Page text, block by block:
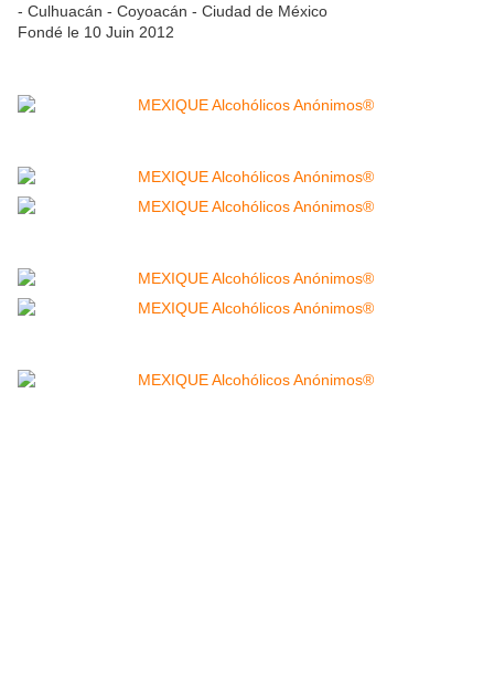
- Culhuacán - Coyoacán - Ciudad de México
Fondé le 10 Juin 2012